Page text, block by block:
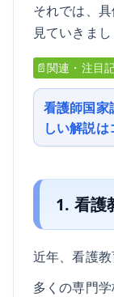
それでは、
見ていきまし
📄関連・注目
看護師国家
しい解説は
1. 看護
近年、看護教
多くの専門